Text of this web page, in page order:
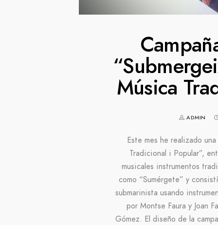
Música
ADMIN
Este mes he realizado
Tradicional i Popular”,
musicales instrumentos
como “Sumérgete” y
submarinista usando
por Montse Faura y Joan
Gómez. El diseño de la